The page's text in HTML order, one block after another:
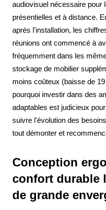
audiovisuel nécessaire pour
présentielles et à distance.
après l'installation, les
réunions ont commencé à
fréquemment dans les
stockage de mobilier
moins coûteux (baisse de
pourquoi investir dans des
adaptables est judicieux
suivre l'évolution des
tout démonter et
Conception
confort durable
de grande